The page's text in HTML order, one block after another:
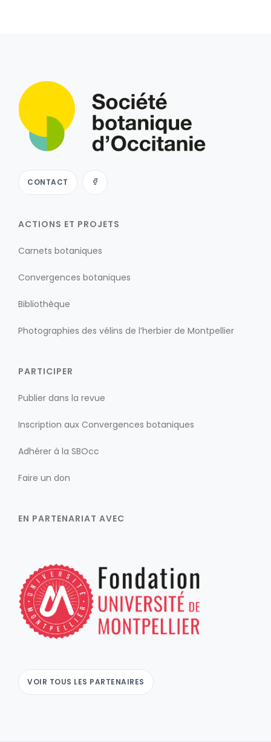
CONTACT
ACTIONS ET PROJETS
Carnets botaniques
Convergences botaniques
Bibliothèque
Photographies des vélins de l’herbier de Montpellier
PARTICIPER
Publier dans la revue
Inscription aux Convergences botaniques
Adhérer à la SBOcc
Faire un don
EN PARTENARIAT AVEC
VOIR TOUS LES PARTENAIRES